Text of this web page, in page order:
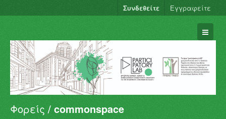
Συνδεθείτε Εγγραφείτε
Σύνολα Δεδομένων
Φορείς commonspace